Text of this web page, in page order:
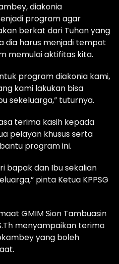
diakonia
program agar
berkat dari Tuhan yang
dia harus menjadi tempat
memulai aktifitas kita.
program diakonia kami,
kami lakukan bisa
sekeluarga,” tuturnya.
terima kasih kepada
pelayan khusus serta
program ini.
bapak dan Ibu sekalian
pinta Ketua KPPSG
GMIM Sion Tambuasin
menyampaikan terima
yang boleh